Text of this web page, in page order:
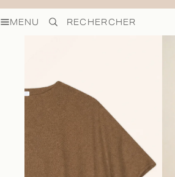
MENU RECHERCHER